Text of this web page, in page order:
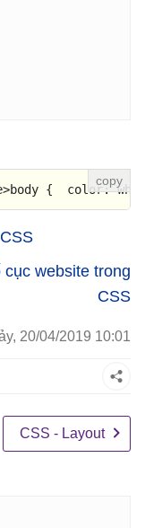
>body { color:
website trong
CSS
20/04/2019 10:01
CSS - Layout